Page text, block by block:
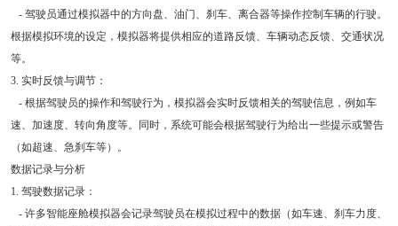
- 驾驶员通过模拟器中的方向盘、油门、刹车、离合器等操作控制车辆的行驶。
根据模拟环境的设定，模拟器将提供相应的道路反馈、车辆动态反馈、交通状况
等。
3. 实时反馈与调节：
- 根据驾驶员的操作和驾驶行为，模拟器会实时反馈相关的驾驶信息，例如车
速、加速度、转向角度等。同时，系统可能会根据驾驶行为给出一些提示或警告
（如超速、急刹车等）。
数据记录与分析
1. 驾驶数据记录：
- 许多智能座舱模拟器会记录驾驶员在模拟过程中的数据（如车速、刹车力度、